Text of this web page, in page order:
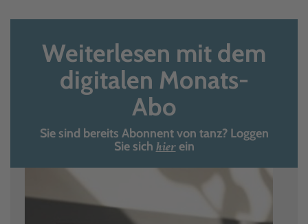
Weiterlesen mit dem
digitalen Monats-
Abo
Sie sind bereits Abonnent von tanz? Loggen
Sie sich hierein